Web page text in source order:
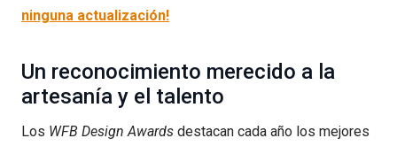
ninguna actualización!
Un reconocimiento merecido a la
artesanía y el talento
Los WFB Design Awards destacan cada año los mejores